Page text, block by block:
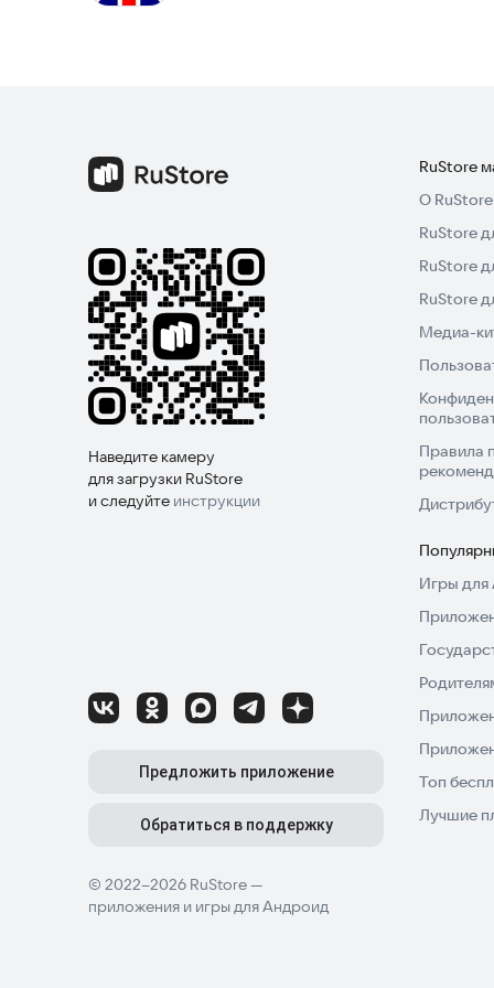
Наведите камеру
для загрузки RuStore
и следуйте инструкции
© 2022–2026 RuStore —
приложения и игры для Андроид
Предложить приложение
Обратиться в поддержку
RuStore
О RuStore
RuStore
RuStore
RuStore
Медиа-
Правила
Игры для
Топ
Лучшие